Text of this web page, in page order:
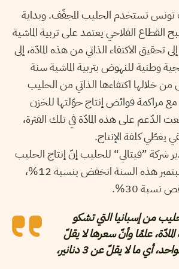
تونس تستخدم الحليب المجفّف. وبداية
1983، أصبح القطاع الفلاحي يعتمد على تربية الماشية
تحقيق الاكتفاء الذاتي من هذه المادّة، إلى
وطنية للنهوض بتربية الماشية سنة
من خلالها اكتفاءها الذاتي من الحليب
سنة 1999، مع مراكمة فوائض إنتاج حوّلتها للخزن
الدّعم على هذه المادّة في تلك الفترة،
يغطّي كلفة الإنتاج.
شركة ”فيتالي“ للحليب إنّ إنتاج الحليب
بين شهرَي جوان وسبتمبر هذه السنة انخفض بنسبة 12%،
30%.
من إسبانيا التي تشكو
علمًا وأنّ سعرها لا يقلّ